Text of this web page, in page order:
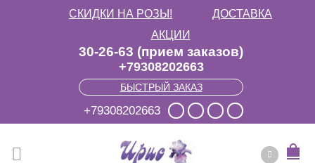
СКИДКИ НА РОЗЫ!
ДОСТАВКА
АКЦИИ
30-26-63 (прием заказов)
+79308202663
БЫСТРЫЙ ЗАКАЗ
+79308202663